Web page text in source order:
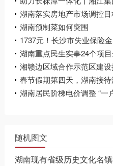
区
湖南落实房地产市场调控
湖南预制菜如何突围
1737元！长沙市失业保险
湖南重点民生实事24个项
湘赣边区域合作示范区建
春节假期第四天，湖南接
湖南居民阶梯电价调整 “一
随机图文
湖南现有省级历史文化名